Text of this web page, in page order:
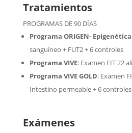
Tratamientos
PROGRAMAS DE 90 DÍAS
Programa ORIGEN- Epigenética
sanguíneo + FUT2 + 6 controles
Programa VIVE: Examen FIT 22
Programa VIVE GOLD: Examen
Intestino permeable + 6 controles
Exámenes